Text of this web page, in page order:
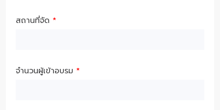
สถานที่จัด *
จำนวนผู้เข้าอบรม *